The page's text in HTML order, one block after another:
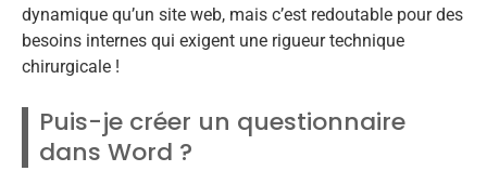
dynamique qu’un site web, mais c’est redoutable pour des
besoins internes qui exigent une rigueur technique
chirurgicale !
Puis-je créer un questionnaire
dans Word ?